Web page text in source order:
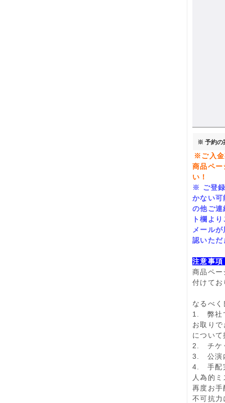
※ 予約の
※ご入金
商品ペー
い！
※ ご登録
かない可
の他ご連
ト欄よ
メ ールが
認いただ
注意事項
商品ペー
付けてお
なるべく
1.
弊社
お取り
について
2.
チケ
3.
公演
4.
手配
人為 的ミ
再度お手
不可抗力